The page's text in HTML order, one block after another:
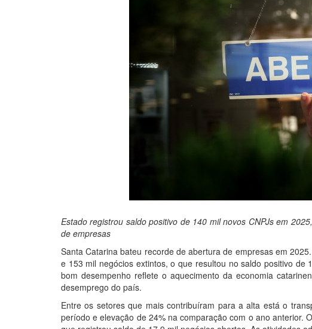
Estado registrou saldo positivo de 140 mil novos CNPJs em
de empresas
Santa Catarina bateu recorde de abertura de empresas em
e 153 mil negócios extintos, o que resultou no saldo positivo
bom desempenho reflete o aquecimento da economia
desemprego do país.
Entre os setores que mais contribuíram para a alta está o
período e elevação de 24% na comparação com o ano anterior.